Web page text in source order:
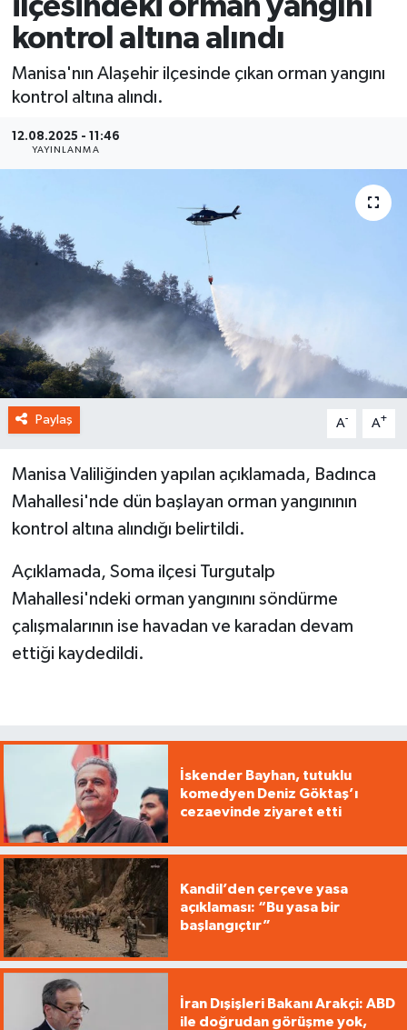
ilçesindeki orman yangını
kontrol altına alındı
Manisa'nın Alaşehir ilçesinde çıkan orman yangını
kontrol altına alındı.
12.08.2025 - 11:46
YAYINLANMA
Paylaş A- A+
Manisa Valiliğinden yapılan açıklamada, Badınca
Mahallesi'nde dün başlayan orman yangınının
kontrol altına alındığı belirtildi.
Açıklamada, Soma ilçesi Turgutalp
Mahallesi'ndeki orman yangınını söndürme
çalışmalarının ise havadan ve karadan devam
ettiği kaydedildi.
İskender Bayhan, tutuklu
komedyen Deniz Göktaş’ı
cezaevinde ziyaret etti
Kandil’den çerçeve yasa
açıklaması: “Bu yasa bir
başlangıçtır”
İran Dışişleri Bakanı Arakçi: ABD
ile doğrudan görüşme yok,